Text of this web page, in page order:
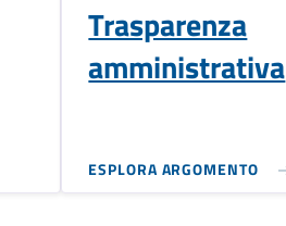
Trasparenza
amministrativa
ESPLORA ARGOMENTO